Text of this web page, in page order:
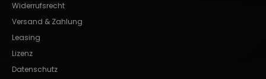
Widerrufsrecht
Versand & Zahlung
Leasing
Lizenz
Datenschutz